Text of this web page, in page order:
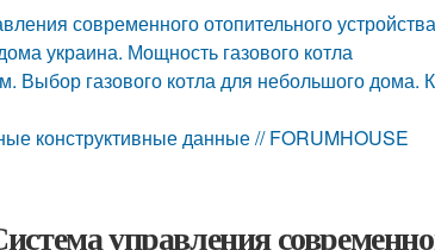
современного отопительного устройства
украина. Мощность газового котла
газового котла для небольшого дома.
конструктивные данные // FORUMHOUSE
управления